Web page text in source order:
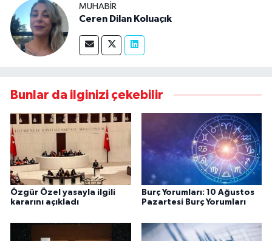
MUHABIR
Ceren Dilan Koluaçık
Bunlar da ilginizi çekebilir
Özgür Özel yasayla ilgili
kararını açıkladı
Burç Yorumları: 10 Ağustos
Pazartesi Burç Yorumları